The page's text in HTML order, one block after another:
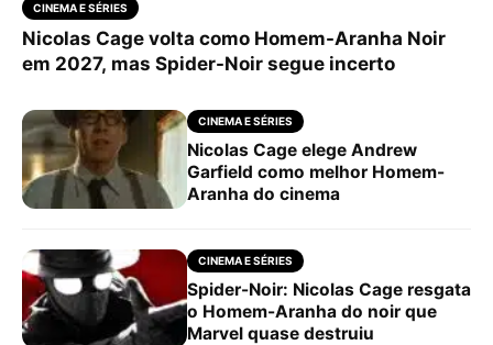
CINEMA E SÉRIES
Nicolas Cage volta como Homem-Aranha Noir
em 2027, mas Spider-Noir segue incerto
CINEMA E SÉRIES
Nicolas Cage elege Andrew
Garfield como melhor Homem-
Aranha do cinema
CINEMA E SÉRIES
Spider-Noir: Nicolas Cage resgata
o Homem-Aranha do noir que
Marvel quase destruiu